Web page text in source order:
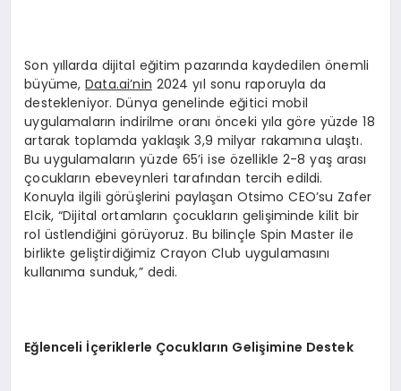
Son yıllarda dijital eğitim pazarında kaydedilen önemli
büyüme,Data.ai’nin 2024 yıl sonu raporuyla da
destekleniyor. Dünya genelinde eğitici mobil
uygulamaların indirilme oranı önceki yıla göre yüzde 18
artarak toplamda yaklaşık 3,9 milyar rakamına ulaştı.
Bu uygulamaların yüzde 65’i ise özellikle 2-8 yaş arası
çocukların ebeveynleri tarafından tercih edildi.
Konuyla ilgili görüşlerini paylaşan Otsimo CEO’su Zafer
Elcik, “Dijital ortamların çocukların gelişiminde kilit bir
rol üstlendiğini görüyoruz. Bu bilinçle Spin Master ile
birlikte geliştirdiğimiz Crayon Club uygulamasını
kullanıma sunduk,” dedi.
Eğlenceli İçeriklerle Çocukların Gelişimine Destek